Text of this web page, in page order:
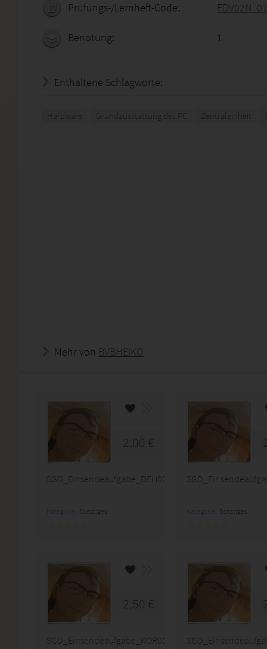
Prüfungs-/Lernheft-Code:
Benotung: 1
Enthaltene Schlagworte:
Hardware Grundausstattung des PC Zentraleinheit
Mehr von BVBHEIKO
2,00 €
SGD_Einsendeaufgabe_DEH02_K09
Sonstiges Sonstiges
2,50 €
SGD_Einsendeaufgabe_KOR01_A23